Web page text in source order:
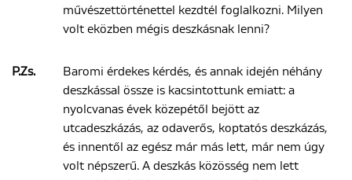
művészettörténettel kezdtél foglalkozni. Milyen
volt eközben mégis deszkásnak lenni?
P.Zs.
Baromi érdekes kérdés, és annak idején néhány
deszkással össze is kacsintottunk emiatt: a
nyolcvanas évek közepétől bejött az
utcadeszkázás, az odaverős, koptatós deszkázás,
és innentől az egész már más lett, már nem úgy
volt népszerű. A deszkás közösség nem lett